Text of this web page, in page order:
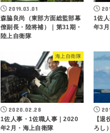
2019.03.01
森脇良尚（東部方面総監部幕
僚副長・陸将補）｜第31期・
陸上自衛隊
1佐
年3
海上自衛隊
2020.02.28
1佐人事・1佐職人事｜2020
年2月・海上自衛隊
【退
ろし